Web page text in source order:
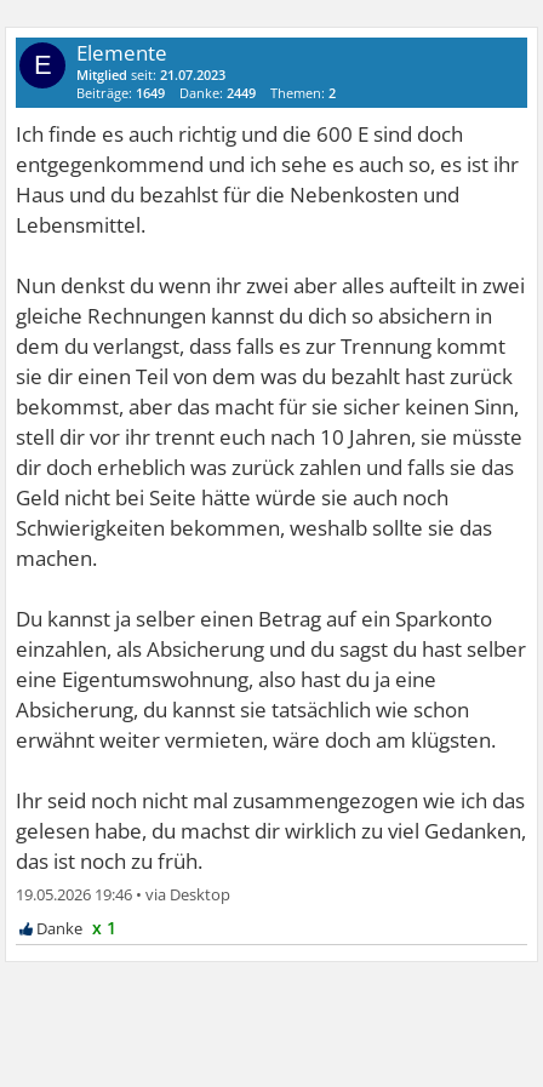
E Elemente
Mitglied seit:21.07.2023
Beiträge: 1649 Danke:2449 Themen:2
Ich finde es auch richtig und die 600 E sind doch
entgegenkommend und ich sehe es auch so, es ist ihr
Haus und du bezahlst für die Nebenkosten und
Lebensmittel.
Nun denkst du wenn ihr zwei aber alles aufteilt in zwei
gleiche Rechnungen kannst du dich so absichern in
dem du verlangst, dass falls es zur Trennung kommt
sie dir einen Teil von dem was du bezahlt hast zurück
bekommst, aber das macht für sie sicher keinen Sinn,
stell dir vor ihr trennt euch nach 10 Jahren, sie müsste
dir doch erheblich was zurück zahlen und falls sie das
Geld nicht bei Seite hätte würde sie auch noch
Schwierigkeiten bekommen, weshalb sollte sie das
machen.
Du kannst ja selber einen Betrag auf ein Sparkonto
einzahlen, als Absicherung und du sagst du hast selber
eine Eigentumswohnung, also hast du ja eine
Absicherung, du kannst sie tatsächlich wie schon
erwähnt weiter vermieten, wäre doch am klügsten.
Ihr seid noch nicht mal zusammengezogen wie ich das
gelesen habe, du machst dir wirklich zu viel Gedanken,
das ist noch zu früh.
19.05.2026 19:46 •
x 1